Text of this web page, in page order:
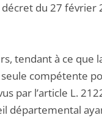
du 27 février
tendant à ce que
compétente
par l’article L.
départemental